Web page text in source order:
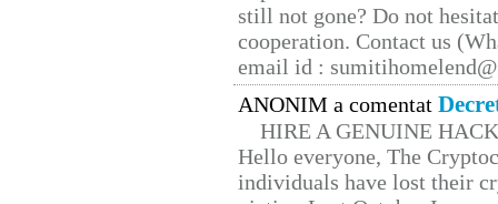
still not gone? Do not
cooperation. Contact us
email id :
ANONIM a comentat
HIRE A GENUINE
Hello everyone, The
individuals have lost their